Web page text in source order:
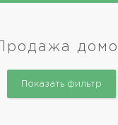
Продажа
Показать фильтр